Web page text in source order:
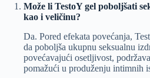
Može li TestoY gel poboljšati
kao i veličinu?
Da. Pored efekata povećanja,
da poboljša ukupnu seksualnu
povećavajući osetljivost,
pomažući u produženju intimnih